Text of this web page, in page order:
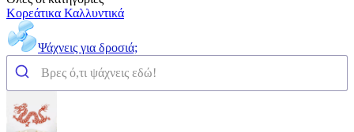
Κορεάτικα Καλλυντικά
Ψάχνεις για δροσιά;